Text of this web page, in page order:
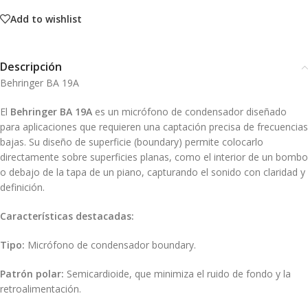
Add to wishlist
Descripción
Behringer BA 19A
El Behringer BA 19A es un micrófono de condensador diseñado
para aplicaciones que requieren una captación precisa de frecuencias
bajas. Su diseño de superficie (boundary) permite colocarlo
directamente sobre superficies planas, como el interior de un bombo
o debajo de la tapa de un piano, capturando el sonido con claridad y
definición.
Características destacadas:
Tipo: Micrófono de condensador boundary.
Patrón polar: Semicardioide, que minimiza el ruido de fondo y la
retroalimentación.